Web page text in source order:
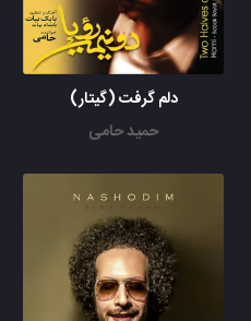
دلم گرفت (گیتار)
حمید حامی